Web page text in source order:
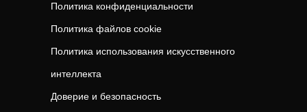
Политика конфиденциальности
Политика файлов cookie
Политика использования искусственного
интеллекта
Доверие и безопасность